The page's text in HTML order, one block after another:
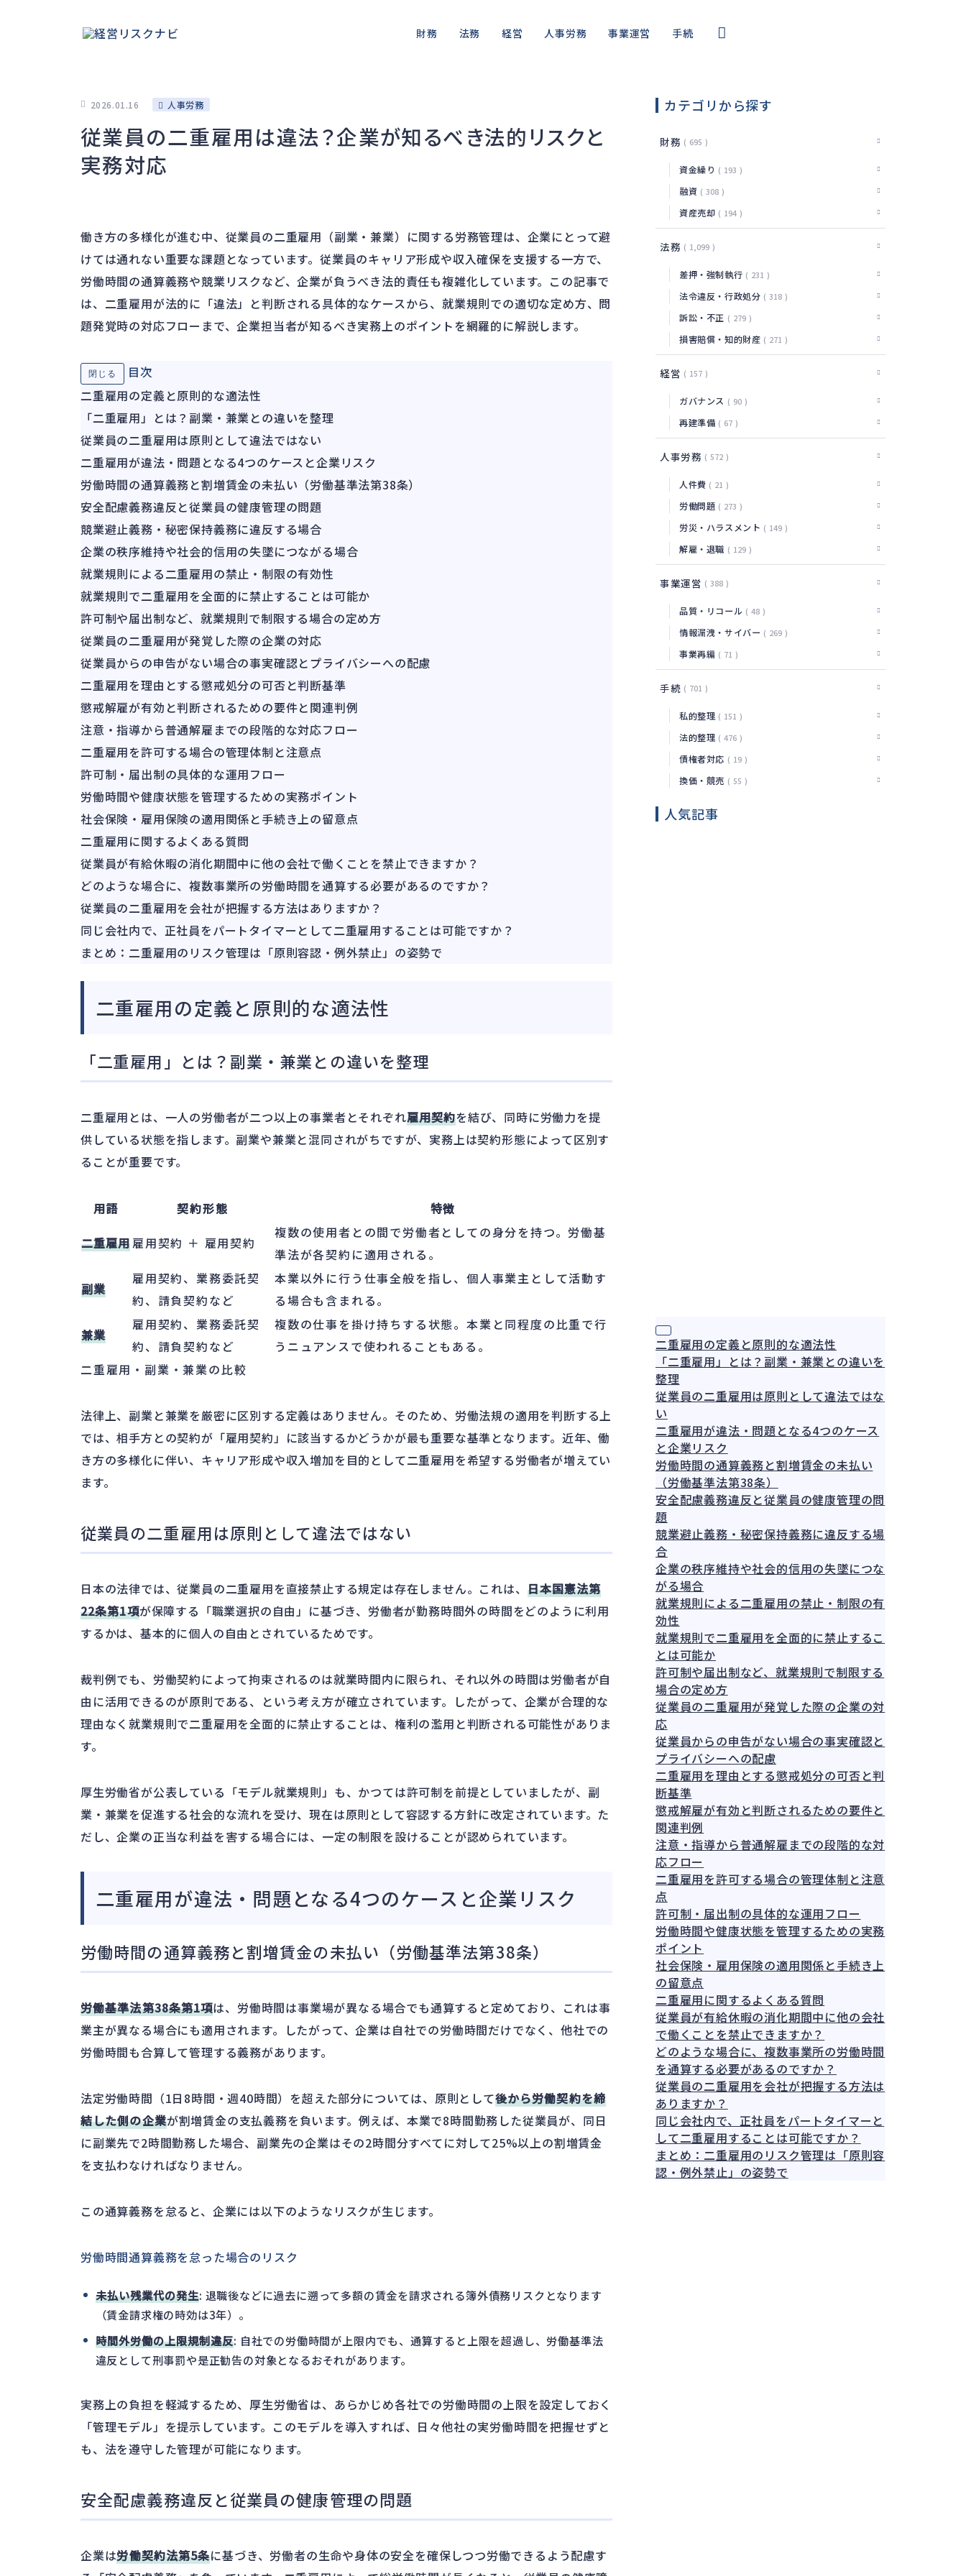
財務
資産売却
法務
訴訟・不正
経営 人事労務
労災・ハラスメント
事業運営
情報漏洩・サイバー
手続
債権者対応
2026.01.16 人事労務
従業員の二重雇用は違法？企業が知るべき法的リスクと
実務対応
働き方の多様化が進む中、従業員の二重雇用（副業・兼業）に関する労務管理は、企業にとって避
けては通れない重要な課題となっています。従業員のキャリア形成や収入確保を支援する一方で、
労働時間の通算義務や競業リスクなど、企業が負うべき法的責任も複雑化しています。この記事で
は、二重雇用が法的に「違法」と判断される具体的なケースから、就業規則での適切な定め方、問
題発覚時の対応フローまで、企業担当者が知るべき実務上のポイントを網羅的に解説します。
閉じる
目次
二重雇用の定義と原則的な適法性
「二重雇用」とは？副業・兼業との違いを整理
従業員の二重雇用は原則として違法ではない
二重雇用が違法・問題となる4つのケースと企業リスク
労働時間の通算義務と割増賃金の未払い（労働基準法第38条）
安全配慮義務違反と従業員の健康管理の問題
競業避止義務・秘密保持義務に違反する場合
企業の秩序維持や社会的信用の失墜につながる場合
就業規則による二重雇用の禁止・制限の有効性
就業規則で二重雇用を全面的に禁止することは可能か
許可制や届出制など、就業規則で制限する場合の定め方
従業員の二重雇用が発覚した際の企業の対応
従業員からの申告がない場合の事実確認とプライバシーへの配慮
二重雇用を理由とする懲戒処分の可否と判断基準
懲戒解雇が有効と判断されるための要件と関連判例
注意・指導から普通解雇までの段階的な対応フロー
二重雇用を許可する場合の管理体制と注意点
許可制・届出制の具体的な運用フロー
労働時間や健康状態を管理するための実務ポイント
社会保険・雇用保険の適用関係と手続き上の留意点
二重雇用に関するよくある質問
従業員が有給休暇の消化期間中に他の会社で働くことを禁止できますか？
どのような場合に、複数事業所の労働時間を通算する必要があるのですか？
従業員の二重雇用を会社が把握する方法はありますか？
同じ会社内で、正社員をパートタイマーとして二重雇用することは可能ですか？
まとめ：二重雇用のリスク管理は「原則容認・例外禁止」の姿勢で
二重雇用の定義と原則的な適法性
「二重雇用」とは？副業・兼業との違いを整理
二重雇用とは、一人の労働者が二つ以上の事業者とそれぞれ雇用契約を結び、同時に労働力を提
供している状態を指します。副業や兼業と混同されがちですが、実務上は契約形態によって区別す
ることが重要です。
用語 契約形態
特徴
二重雇用雇用契約 ＋ 雇用契約
複数の使用者との間で労働者としての身分を持つ。労働基
準法が各契約に適用される。
副業
雇用契約、業務委託契
約、請負契約など
本業以外に行う仕事全般を指し、個人事業主として活動す
る場合も含まれる。
兼業
雇用契約、業務委託契
約、請負契約など
複数の仕事を掛け持ちする状態。本業と同程度の比重で行
うニュアンスで使われることもある。
二重雇用・副業・兼業の比較
法律上、副業と兼業を厳密に区別する定義はありません。そのため、労働法規の適用を判断する上
では、相手方との契約が「雇用契約」に該当するかどうかが最も重要な基準となります。近年、働
き方の多様化に伴い、キャリア形成や収入増加を目的として二重雇用を希望する労働者が増えてい
ます。
従業員の二重雇用は原則として違法ではない
日本の法律では、従業員の二重雇用を直接禁止する規定は存在しません。これは、 日本国憲法第
22条第1項が保障する「職業選択の自由」に基づき、労働者が勤務時間外の時間をどのように利用
するかは、基本的に個人の自由とされているためです。
裁判例でも、労働契約によって拘束されるのは就業時間内に限られ、それ以外の時間は労働者が自
由に活用できるのが原則である、という考え方が確立されています。したがって、企業が合理的な
理由なく就業規則で二重雇用を全面的に禁止することは、権利の濫用と判断される可能性がありま
す。
厚生労働省が公表している「モデル就業規則」も、かつては許可制を前提としていましたが、副
業・兼業を促進する社会的な流れを受け、現在は原則として容認する方針に改定されています。た
だし、企業の正当な利益を害する場合には、一定の制限を設けることが認められています。
二重雇用が違法・問題となる4つのケースと企業リスク
労働時間の通算義務と割増賃金の未払い（労働基準法第38条）
労働基準法第38条第1項は、労働時間は事業場が異なる場合でも通算すると定めており、これは事
業主が異なる場合にも適用されます。したがって、企業は自社での労働時間だけでなく、他社での
労働時間も合算して管理する義務があります。
法定労働時間（1日8時間・週40時間）を超えた部分については、原則として後から労働契約を締
結した側の企業が割増賃金の支払義務を負います。例えば、本業で8時間勤務した従業員が、同日
に副業先で2時間勤務した場合、副業先の企業はその2時間分すべてに対して25%以上の割増賃金
を支払わなければなりません。
この通算義務を怠ると、企業には以下のようなリスクが生じます。
労働時間通算義務を怠った場合のリスク
未払い残業代の発生: 退職後などに過去に遡って多額の賃金を請求される簿外債務リスクとなります
（賃金請求権の時効は3年）。
時間外労働の上限規制違反: 自社での労働時間が上限内でも、通算すると上限を超過し、労働基準法
違反として刑事罰や是正勧告の対象となるおそれがあります。
実務上の負担を軽減するため、厚生労働省は、あらかじめ各社での労働時間の上限を設定しておく
「管理モデル」を提示しています。このモデルを導入すれば、日々他社の実労働時間を把握せずと
も、法を遵守した管理が可能になります。
安全配慮義務違反と従業員の健康管理の問題
企業は労働契約法第5条に基づき、労働者の生命や身体の安全を確保しつつ労働できるよう配慮す
カテゴリから探す
財務 695
資金繰り 193
融資 308
資産売却 194
法務 1,099
差押・強制執行 231
法令違反・行政処分 318
訴訟・不正 279
損害賠償・知的財産 271
経営 157
ガバナンス 90
再建準備 67
人事労務 572
人件費 21
労働問題 273
労災・ハラスメント 149
解雇・退職 129
事業運営 388
品質・リコール 48
情報漏洩・サイバー 269
事業再編 71
手続 701
私的整理 151
法的整理 476
債権者対応 19
換価・競売 55
人気記事
と対応
二重雇用の定義と原則的な適法性
「二重雇用」とは？副業・兼業との違いを
整理
従業員の二重雇用は原則として違法ではな
い
二重雇用が違法・問題となる4つのケース
と企業リスク
労働時間の通算義務と割増賃金の未払い
（労働基準法第38条）
安全配慮義務違反と従業員の健康管理の問
題
競業避止義務・秘密保持義務に違反する場
合
企業の秩序維持や社会的信用の失墜につな
がる場合
就業規則による二重雇用の禁止・制限の有
効性
就業規則で二重雇用を全面的に禁止するこ
とは可能か
許可制や届出制など、就業規則で制限する
場合の定め方
従業員の二重雇用が発覚した際の企業の対
応
従業員からの申告がない場合の事実確認と
プライバシーへの配慮
二重雇用を理由とする懲戒処分の可否と判
断基準
懲戒解雇が有効と判断されるための要件と
関連判例
注意・指導から普通解雇までの段階的な対
応フロー
二重雇用を許可する場合の管理体制と注意
点
許可制・届出制の具体的な運用フロー
労働時間や健康状態を管理するための実務
ポイント
社会保険・雇用保険の適用関係と手続き上
の留意点
二重雇用に関するよくある質問
従業員が有給休暇の消化期間中に他の会社
で働くことを禁止できますか？
どのような場合に、複数事業所の労働時間
を通算する必要があるのですか？
従業員の二重雇用を会社が把握する方法は
ありますか？
同じ会社内で、正社員をパートタイマーと
して二重雇用することは可能ですか？
まとめ：二重雇用のリスク管理は「原則容
認・例外禁止」の姿勢で